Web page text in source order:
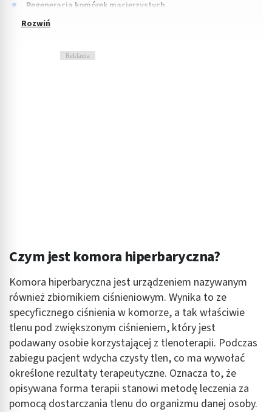
Regeneracja komórek macierzystych
Reklama
Czym jest komora hiperbaryczna?
Komora hiperbaryczna jest urządzeniem nazywanym
również zbiornikiem ciśnieniowym. Wynika to ze
specyficznego ciśnienia w komorze, a tak właściwie
tlenu pod zwiększonym ciśnieniem, który jest
podawany osobie korzystającej z tlenoterapii. Podczas
zabiegu pacjent wdycha czysty tlen, co ma wywołać
określone rezultaty terapeutyczne. Oznacza to, że
opisywana forma terapii stanowi metodę leczenia za
pomocą dostarczania tlenu do organizmu danej osoby.